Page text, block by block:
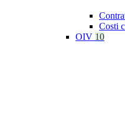
Costi
OIV 10